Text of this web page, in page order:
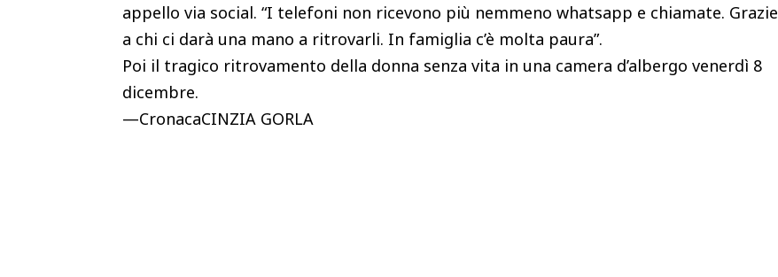
appello via social. “I telefoni non ricevono più nemmeno whatsapp e chiamate. Grazie
a chi ci darà una mano a ritrovarli. In famiglia c’è molta paura”.
Poi il tragico ritrovamento della donna senza vita in una camera d’albergo venerdì 8
dicembre.
—CronacaCINZIA GORLA